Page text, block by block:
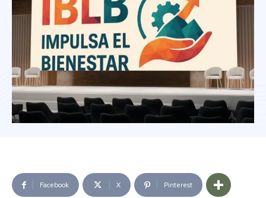
Facebook X Pinterest